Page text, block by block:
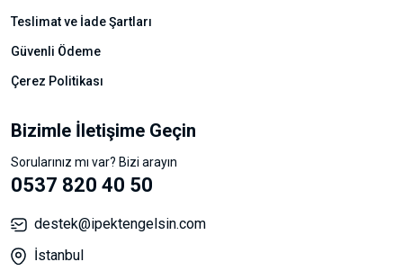
Teslimat ve İade Şartları
Güvenli Ödeme
Çerez Politikası
Bizimle İletişime Geçin
Sorularınız mı var? Bizi arayın
0537 820 40 50
destek@ipektengelsin.com
İstanbul